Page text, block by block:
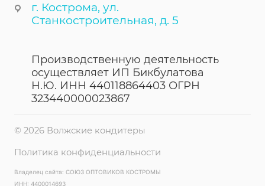
г. Кострома, ул.
Станкостроительная, д. 5
Производственную деятельность
осуществляет ИП Бикбулатова
Н.Ю. ИНН 440118864403 ОГРН
323440000023867
© 2026 Волжские кондитеры
Политика конфиденциальности
Владелец сайта: СОЮЗ ОПТОВИКОВ КОСТРОМЫ
ИНН: 4400014693